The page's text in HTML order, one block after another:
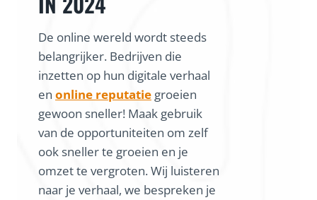
De online wereld wordt steeds
belangrijker. Bedrijven die
inzetten op hun digitale verhaal
en online reputatie groeien
gewoon sneller! Maak gebruik
van de opportuniteiten om zelf
ook sneller te groeien en je
omzet te vergroten. Wij luisteren
naar je verhaal, we bespreken je